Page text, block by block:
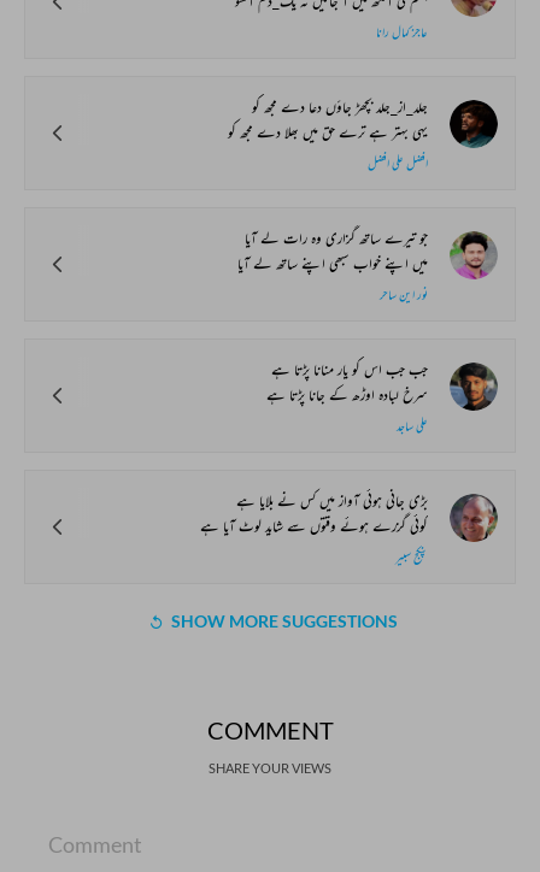
عاجز کمال رانا
جلد_از_جلد بچھڑ جاؤں دعا دے مجھ کو
یہی بہتر ہے ترے حق میں بھلا دے مجھ کو
افضل علی افضل
جو تیرے ساتھ گزاری وہ رات لے آیا
میں اپنے خواب سبھی اپنے ساتھ لے آیا
نور این ساحر
جب جب اس کو یار منانا پڑتا ہے
سرخ لبادہ اوڑھ کے جانا پڑتا ہے
علی ساجد
بڑی جانی ہوئی آواز میں کس نے بلایا ہے
کوئی گزرے ہوئے وقتوں سے شاید لوٹ آیا ہے
پنکج سبیر
SHOW MORE SUGGESTIONS
COMMENT
SHARE YOUR VIEWS
Comment